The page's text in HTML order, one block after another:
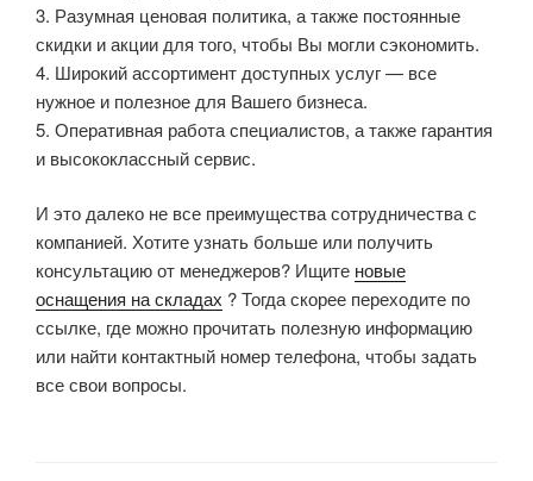
3. Разумная ценовая политика, а также постоянные
скидки и акции для того, чтобы Вы могли сэкономить.
4. Широкий ассортимент доступных услуг — все
нужное и полезное для Вашего бизнеса.
5. Оперативная работа специалистов, а также гарантия
и высококлассный сервис.
И это далеко не все преимущества сотрудничества с
компанией. Хотите узнать больше или получить
консультацию от менеджеров? Ищите новые
оснащения на складах ? Тогда скорее переходите по
ссылке, где можно прочитать полезную информацию
или найти контактный номер телефона, чтобы задать
все свои вопросы.